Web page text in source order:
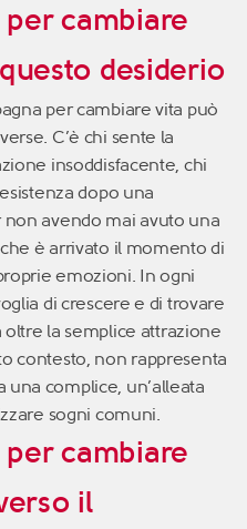
cambiare
desiderio
per cambiare vita può
C’è chi sente la
insoddisfacente, chi
dopo una
avendo mai avuto una
è arrivato il momento di
emozioni. In ogni
di crescere e di trovare
oltre la semplice attrazione
contesto, non rappresenta
complice, un’alleata
sogni comuni.
cambiare
il